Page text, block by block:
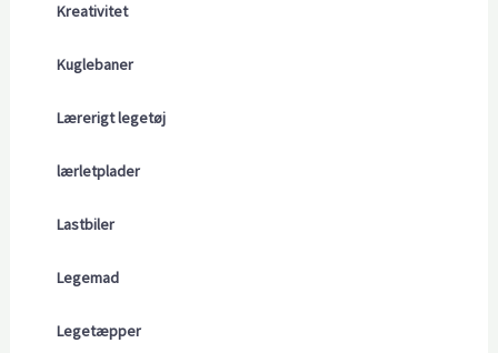
Kreativitet
Kuglebaner
Lærerigt legetøj
lærletplader
Lastbiler
Legemad
Legetæpper